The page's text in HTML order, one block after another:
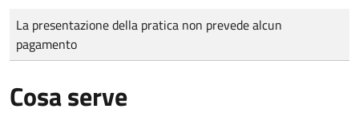
Tipo di pagamento
Importo
La presentazione della pratica non prevede alcun
pagamento
Cosa serve